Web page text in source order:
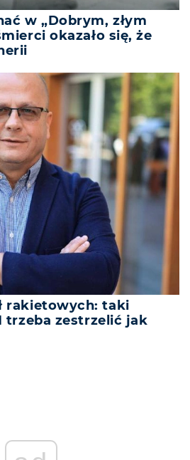
w „Dobrym, złym
okazało się, że
rakietowych: taki
trzeba zestrzelić jak